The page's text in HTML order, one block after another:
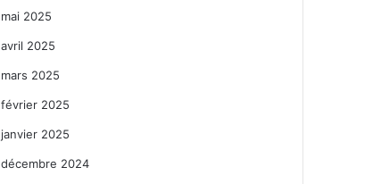
mai 2025
avril 2025
mars 2025
février 2025
janvier 2025
décembre 2024